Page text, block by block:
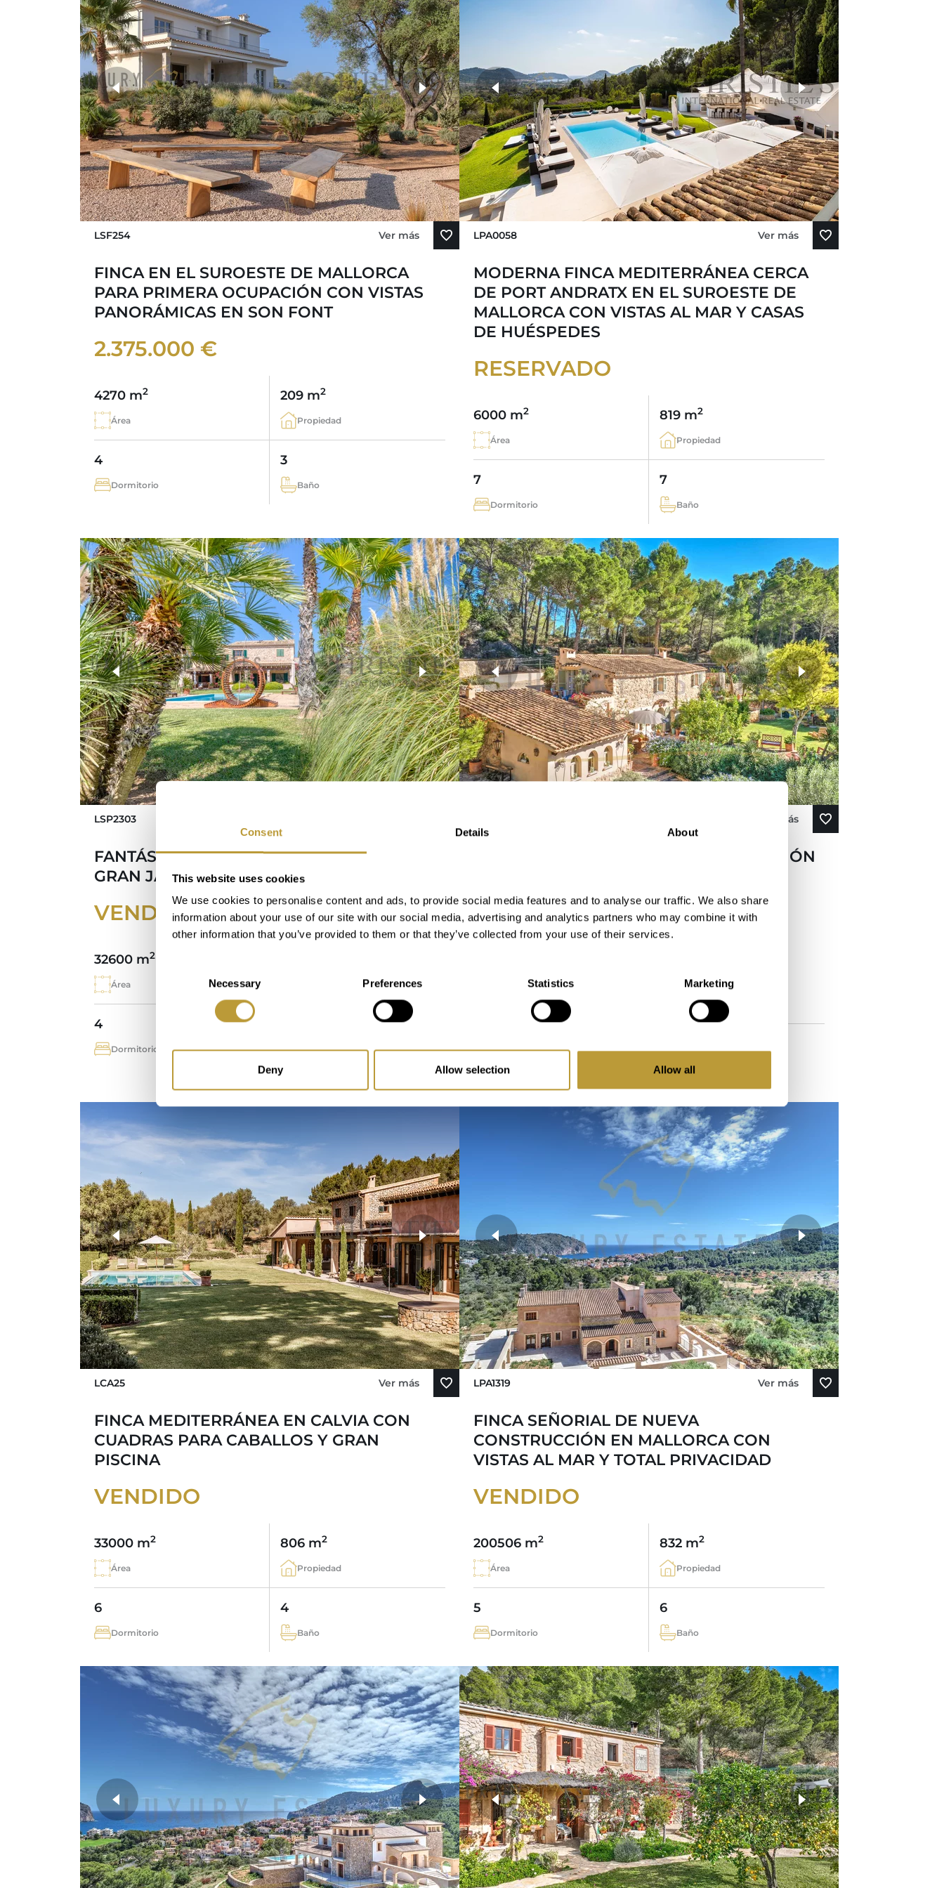
Consent Details About
This website uses cookies
We use cookies to personalise content and ads, to provide social media features and to analyse our traffic. We also share
information about your use of our site with our social media, advertising and analytics partners who may combine it with
other information that you’ve provided to them or that they’ve collected from your use of their services.
Necessary Preferences Statistics Marketing
Deny Allow selection Allow all
LSF254 Ver más
FINCA EN EL SUROESTE DE MALLORCA
PARA PRIMERA OCUPACIÓN CON VISTAS
PANORÁMICAS EN SON FONT
2.375.000 €
4270 m2
Área
209 m2
Propiedad
4
Dormitorio
3
Baño
más fotos
LPA0058 Ver más
MODERNA FINCA MEDITERRÁNEA CERCA
DE PORT ANDRATX EN EL SUROESTE DE
MALLORCA CON VISTAS AL MAR Y CASAS
DE HUÉSPEDES
RESERVADO
6000 m2
Área
819 m2
Propiedad
7
Dormitorio
7
Baño
LSP2303
FANTÁSTICA FINCA EN CALVIA CON UN
GRAN JARDÍN Y OLIVAR
VENDIDO
32600 m2
Área
4
Dormitorio Baño
más fotos
Ver más
FINCA DE ENSUEÑO CON UNA UBICACIÓN
SUROESTE DE MALLORCA
VENDIDO
255 m
Propiedad
Dormitorio Baño
LCA25 Ver más
FINCA MEDITERRÁNEA EN CALVIA CON
CUADRAS PARA CABALLOS Y GRAN
PISCINA
VENDIDO
33000 m2
Área
806 m2
Propiedad
6
Dormitorio
4
Baño
más fotos
LPA1319 Ver más
FINCA SEÑORIAL DE NUEVA
CONSTRUCCIÓN EN MALLORCA CON
VISTAS AL MAR Y TOTAL PRIVACIDAD
VENDIDO
200506 m2
Área
832 m2
Propiedad
5
Dormitorio
6
Baño
más fotos